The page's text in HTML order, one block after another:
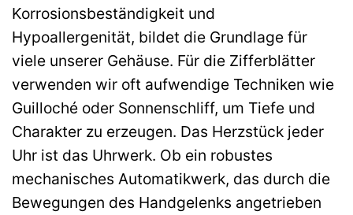
Korrosionsbeständigkeit und
Hypoallergenität, bildet die Grundlage für
viele unserer Gehäuse. Für die Zifferblätter
verwenden wir oft aufwendige Techniken wie
Guilloché oder Sonnenschliff, um Tiefe und
Charakter zu erzeugen. Das Herzstück jeder
Uhr ist das Uhrwerk. Ob ein robustes
mechanisches Automatikwerk, das durch die
Bewegungen des Handgelenks angetrieben